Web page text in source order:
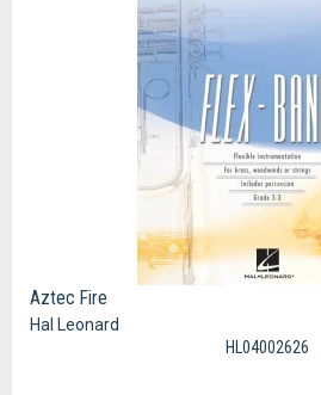
Aztec Fire
Hal Leonard
HL04002626